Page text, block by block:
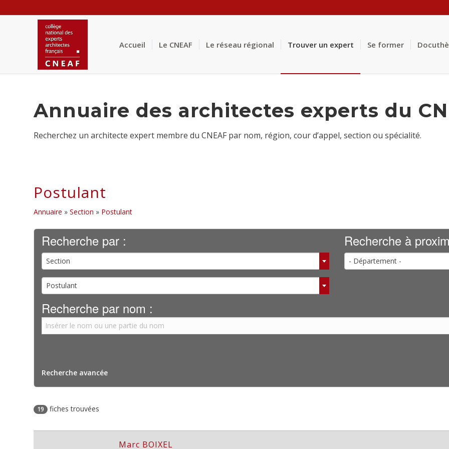
Accueil Le CNEAF Le réseau régional Trouver un expert Se former
Annuaire des architectes experts du
Recherchez un architecte expert membre du CNEAF par nom, région, cour d’appel, section ou spécialité.
Postulant
Annuaire » Section » Postulant
Recherche par :
Section
Postulant
Recherche à
- Département -
Recherche par nom :
Recherche avancée
19 fiches trouvées
Marc BOIXEL